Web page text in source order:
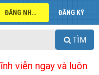
ĐĂNG NHẬP ĐĂNG KÝ
TÌM
viễn ngay và luôn